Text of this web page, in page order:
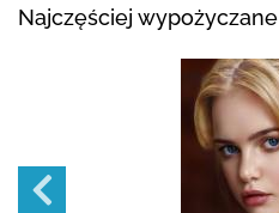
Najczęściej wypożyczane